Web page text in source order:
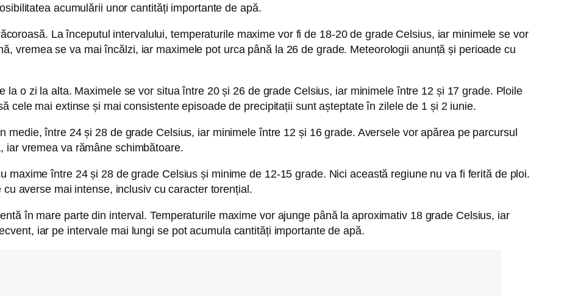
acumulării unor cantități importante de apă.
La începutul intervalului, temperaturile maxime vor fi de 18-20 de grade Celsius, iar minimele se vor
vremea se va mai încălzi, iar maximele pot urca până la 26 de grade. Meteorologii anunță și perioade cu
la o zi la alta. Maximele se vor situa între 20 și 26 de grade Celsius, iar minimele între 12 și 17 grade. Ploile
cele mai extinse și mai consistente episoade de precipitații sunt așteptate în zilele de 1 și 2 iunie.
medie, între 24 și 28 de grade Celsius, iar minimele între 12 și 16 grade. Aversele vor apărea pe parcursul
iar vremea va rămâne schimbătoare.
maxime între 24 și 28 de grade Celsius și minime de 12-15 grade. Nici această regiune nu va fi ferită de ploi.
averse mai intense, inclusiv cu caracter torențial.
în mare parte din interval. Temperaturile maxime vor ajunge până la aproximativ 18 grade Celsius, iar
iar pe intervale mai lungi se pot acumula cantități importante de apă.